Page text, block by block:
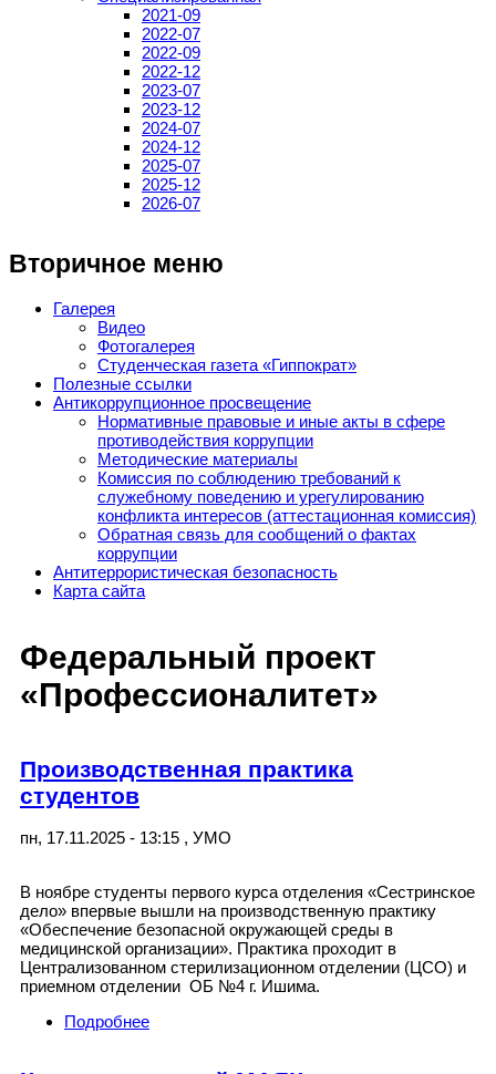
2021-09
2022-07
2022-09
2022-12
2023-07
2023-12
2024-07
2024-12
2025-07
2025-12
2026-07
Вторичное меню
Галерея
Видео
Фотогалерея
Студенческая газета «Гиппократ»
Полезные ссылки
Антикоррупционное просвещение
Нормативные правовые и иные акты в сфере
противодействия коррупции
Методические материалы
Комиссия по соблюдению требований к
служебному поведению и урегулированию
конфликта интересов (аттестационная комиссия)
Обратная связь для сообщений о фактах
коррупции
Антитеррористическая безопасность
Карта сайта
Федеральный проект
«Профессионалитет»
Производственная практика
студентов
пн, 17.11.2025 - 13:15 , УМО
В ноябре студенты первого курса отделения «Сестринское
дело» впервые вышли на производственную практику
«Обеспечение безопасной окружающей среды в
медицинской организации». Практика проходит в
Централизованном стерилизационном отделении (ЦСО) и
приемном отделении ОБ №4 г. Ишима.
Подробнее